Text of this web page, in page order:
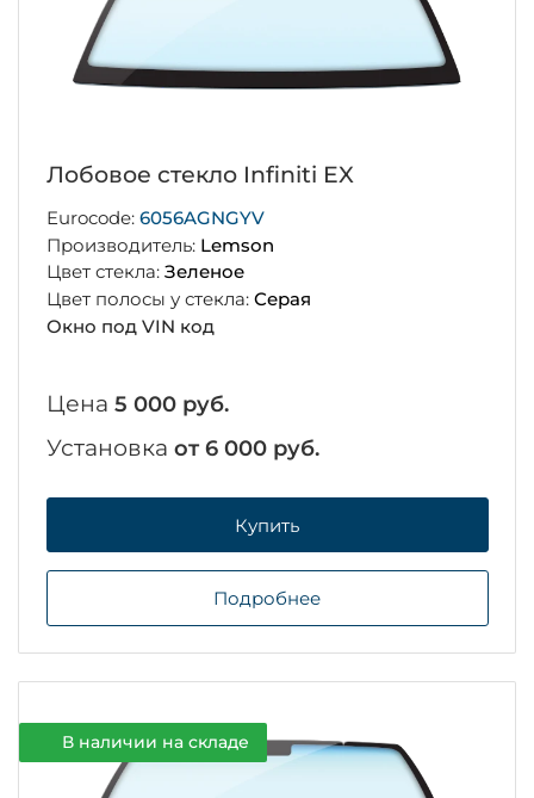
Лобовое стекло Infiniti EX
Eurocode: 6056AGNGYV
Производитель: Lemson
Цвет стекла: Зеленое
Цвет полосы у стекла: Серая
Окно под VIN код
Цена 5 000 руб.
Установка от 6 000 руб.
Купить
Подробнее
В наличии на складе